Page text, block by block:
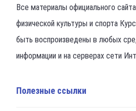
Все материалы официального
физической культуры и спорта
быть воспроизведены в любых
информации и на серверах сети
Полезные ссылки